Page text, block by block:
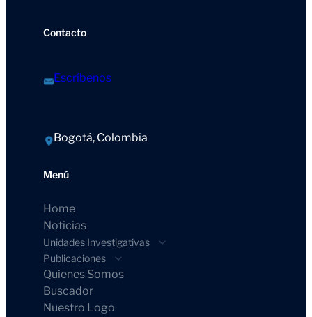
Contacto
Escríbenos
Bogotá, Colombia
Menú
Home
Noticias
Unidades Investigativas
Publicaciones
Quienes Somos
Buscador
Nuestro Logo